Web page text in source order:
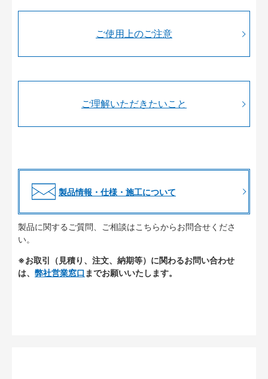
ご使用上のご注意
ご理解いただきたいこと
製品情報・仕様・施工について
製品に関するご質問、ご相談はこちらからお問合せくださ
い。
※お取引（見積り、注文、納期等）に関わるお問い合わせ
は、 弊社営業窓口 までお願いいたします。